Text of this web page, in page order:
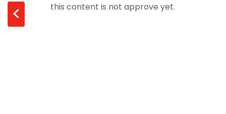
< this content is not approve yet.